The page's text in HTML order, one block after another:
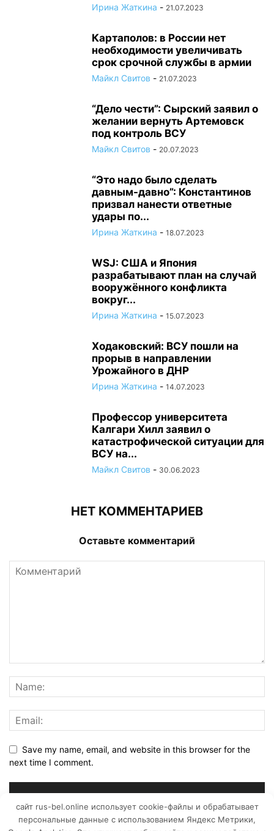
Ирина Жаткина - 21.07.2023
Картаполов: в России нет
необходимости увеличивать
срок срочной службы в армии
Майкл Свитов - 21.07.2023
“Дело чести”: Сырский заявил о
желании вернуть Артемовск
под контроль ВСУ
Майкл Свитов - 20.07.2023
“Это надо было сделать
давным-давно”: Константинов
призвал нанести ответные
удары по...
Ирина Жаткина - 18.07.2023
WSJ: США и Япония
разрабатывают план на случай
вооружённого конфликта
вокруг...
Ирина Жаткина - 15.07.2023
Ходаковский: ВСУ пошли на
прорыв в направлении
Урожайного в ДНР
Ирина Жаткина - 14.07.2023
Профессор университета
Калгари Хилл заявил о
катастрофической ситуации для
ВСУ на...
Майкл Свитов - 30.06.2023
НЕТ КОММЕНТАРИЕВ
Оставьте комментарий
Save my name, email, and website in this browser for the
next time I comment.
сайт rus-bel.online использует cookie-файлы и обрабатывает
персональные данные с использованием Яндекс Метрики,